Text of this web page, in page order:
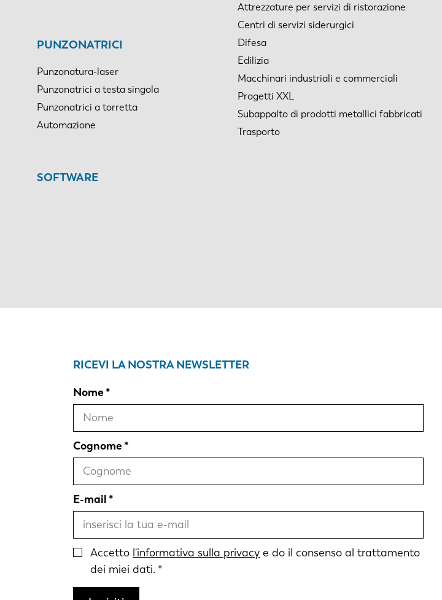
PUNZONATRICI
Punzonatura-laser
Punzonatrici a testa singola
Punzonatrici a torretta
Automazione
SOFTWARE
Attrezzature per servizi di ristorazione
Centri di servizi siderurgici
Difesa
Edilizia
Macchinari industriali e commerciali
Progetti XXL
Subappalto di prodotti metallici fabbricati
Trasporto
RICEVI LA NOSTRA NEWSLETTER
Nome
Cognome
E-mail
Accetto l'informativa sulla privacy e do il consenso al trattamento
dei miei dati.